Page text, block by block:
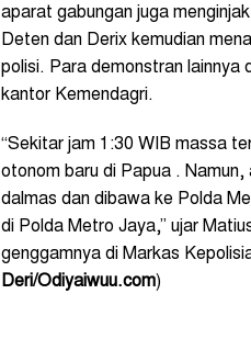
aparat gabungan juga
Deten dan Derix kemudian
polisi. Para demonstran lainnya
kantor Kemendagri.
“Sekitar jam 1:30 WIB massa
otonom baru di Papua .
dalmas dan dibawa ke Polda
di Polda Metro Jaya,” ujar
genggamnya di Markas
Deri/Odiyaiwuu.com)